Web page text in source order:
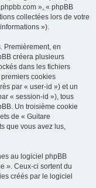
», « phpBB
collectées lors de votre
»).
Premièrement, en
créera plusieurs
dans les fichiers
cookies
par « user-id ») et un
« session-id »), tous
Un troisième cookie
de « Guitare
que vous avez lus,
au logiciel phpBB
». Ceux-ci sortent du
créés par le logiciel